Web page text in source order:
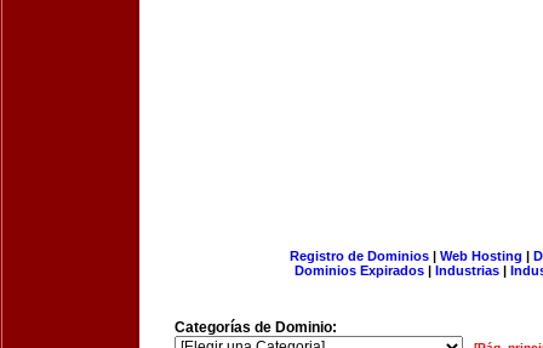
Registro de Dominios| Web Hosting |
Dominios Expirados | Industrias |
Categorías de Dominio: